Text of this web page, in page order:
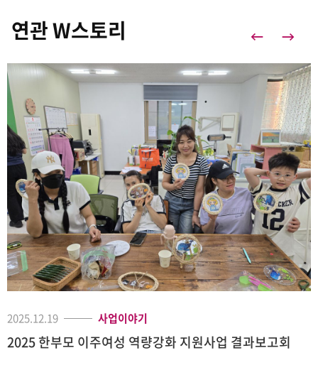
연관 W스토리
2025.12.19 사업이야기
2025 한부모 이주여성 역량강화 지원사업 결과보고회